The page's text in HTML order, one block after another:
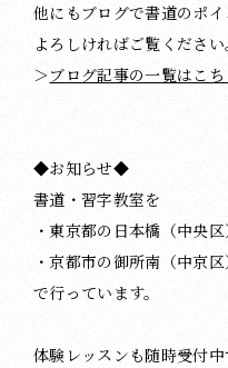
他にもブログで書道のポイ
よろしければご覧ください
＞ ブログ記事の一覧はこち
◆お知らせ◆
書道・習字教室を
・東京都の日本橋（中央区
・京都市の御所南（中京区
で行っています。
体験レッスンも随時受付中